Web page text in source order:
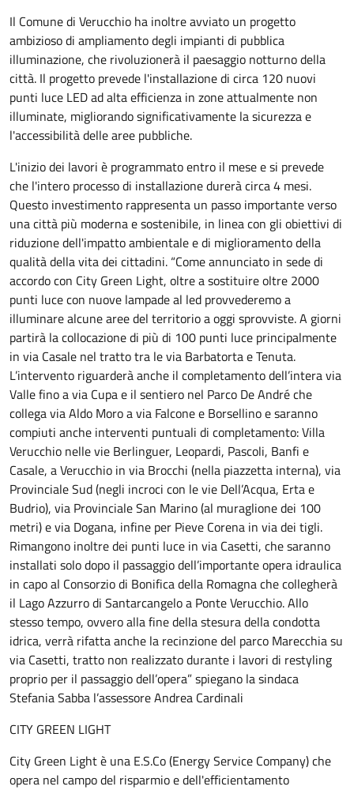
Il Comune di Verucchio ha inoltre avviato un progetto
ambizioso di ampliamento degli impianti di pubblica
illuminazione, che rivoluzionerà il paesaggio notturno della
città. Il progetto prevede l'installazione di circa 120 nuovi
punti luce LED ad alta efficienza in zone attualmente non
illuminate, migliorando significativamente la sicurezza e
l'accessibilità delle aree pubbliche.
L'inizio dei lavori è programmato entro il mese e si prevede
che l'intero processo di installazione durerà circa 4 mesi.
Questo investimento rappresenta un passo importante verso
una città più moderna e sostenibile, in linea con gli obiettivi di
riduzione dell'impatto ambientale e di miglioramento della
qualità della vita dei cittadini. “Come annunciato in sede di
accordo con City Green Light, oltre a sostituire oltre 2000
punti luce con nuove lampade al led provvederemo a
illuminare alcune aree del territorio a oggi sprovviste. A giorni
partirà la collocazione di più di 100 punti luce principalmente
in via Casale nel tratto tra le via Barbatorta e Tenuta.
L’intervento riguarderà anche il completamento dell’intera via
Valle fino a via Cupa e il sentiero nel Parco De André che
collega via Aldo Moro a via Falcone e Borsellino e saranno
compiuti anche interventi puntuali di completamento: Villa
Verucchio nelle vie Berlinguer, Leopardi, Pascoli, Banfi e
Casale, a Verucchio in via Brocchi (nella piazzetta interna), via
Provinciale Sud (negli incroci con le vie Dell’Acqua, Erta e
Budrio), via Provinciale San Marino (al muraglione dei 100
metri) e via Dogana, infine per Pieve Corena in via dei tigli.
Rimangono inoltre dei punti luce in via Casetti, che saranno
installati solo dopo il passaggio dell’importante opera idraulica
in capo al Consorzio di Bonifica della Romagna che collegherà
il Lago Azzurro di Santarcangelo a Ponte Verucchio. Allo
stesso tempo, ovvero alla fine della stesura della condotta
idrica, verrà rifatta anche la recinzione del parco Marecchia su
via Casetti, tratto non realizzato durante i lavori di restyling
proprio per il passaggio dell’opera” spiegano la sindaca
Stefania Sabba l’assessore Andrea Cardinali
CITY GREEN LIGHT
City Green Light è una E.S.Co (Energy Service Company) che
opera nel campo del risparmio e dell'efficientamento